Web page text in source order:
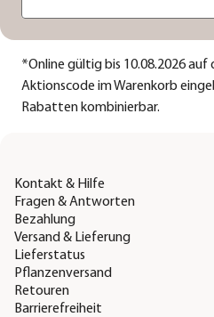
*Online gültig bis 10.08.2026
Aktionscode im Warenkorb
Rabatten kombinierbar.
Kontakt & Hilfe
Fragen & Antworten
Bezahlung
Versand & Lieferung
Lieferstatus
Pflanzenversand
Retouren
Barrierefreiheit